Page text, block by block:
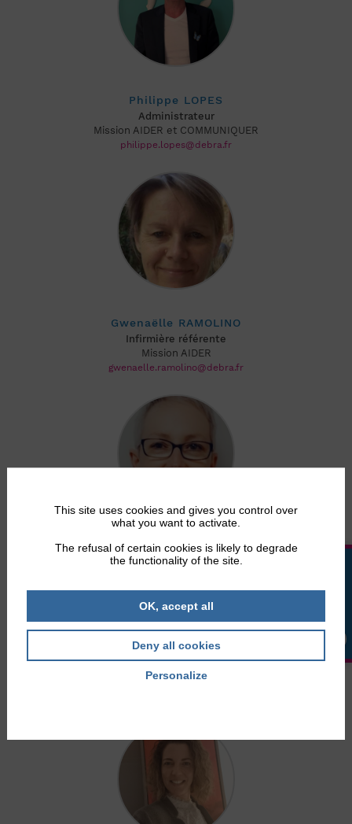
Philippe LOPES
Administrateur
Mission AIDER et COMMUNIQUER
philippe.lopes@debra.fr
Gwenaëlle RAMOLINO
Infirmière référente
Mission AIDER
gwenaelle.ramolino@debra.fr
Sylvaine ROUSSE
Administratrice
sylvaine.rousse@debra.fr
This site uses cookies and gives you control over
what you want to activate.
The refusal of certain cookies is likely to degrade
the functionality of the site.
OK, accept all
Deny all cookies
Personalize